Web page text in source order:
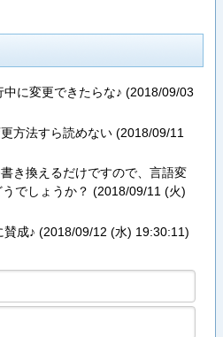
中に変更できたらな♪ (2018/09/03
方法すら読めない (2018/09/11
き換えるだけですので、言語変
でしょうか？ (2018/09/11 (火)
賛成♪ (2018/09/12 (水) 19:30:11)